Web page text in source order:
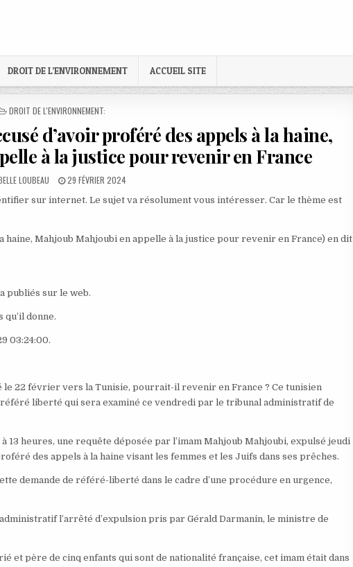
DROIT DE L’ENVIRONNEMENT ACCUEIL SITE
POSTED
DROIT DE L'ENVIRONNEMENT:
d’avoir proféré des appels à la haine,
à la justice pour revenir en France
LOUBEAU
PUBLISHED
29 FÉVRIER 2024
sur internet. Le sujet va résolument vous intéresser. Car le thème est
Mahjoub Mahjoubi en appelle à la justice pour revenir en France) en dit
publiés sur le web.
donne.
03:24:00.
le 22 février vers la Tunisie, pourrait-il revenir en France ? Ce tunisien
liberté qui sera examiné ce vendredi par le tribunal administratif de
heures, une requête déposée par l’imam Mahjoub Mahjoubi, expulsé jeudi
des appels à la haine visant les femmes et les Juifs dans ses prêches.
demande de référé-liberté dans le cadre d’une procédure en urgence,
l’arrêté d’expulsion pris par Gérald Darmanin, le ministre de
et père de cinq enfants qui sont de nationalité française, cet imam était dans